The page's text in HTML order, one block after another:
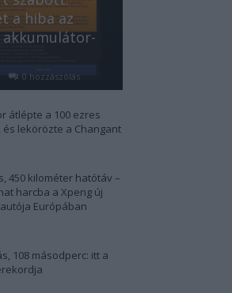
a hiba az
0 hozzászólás
átlépte a 100 ezres
lekörözte a Changant
450 kilométer hatótáv –
harcba a Xpeng új
Európában
108 másodperc: itt a